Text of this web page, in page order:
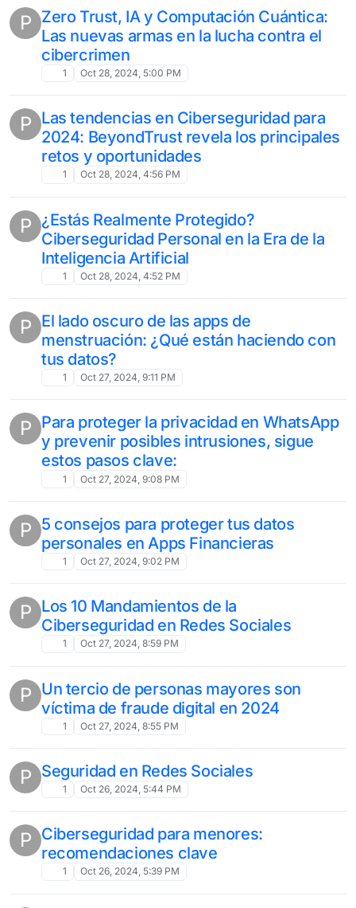
P Zero Trust, IA y Computación Cuántica:
Las nuevas armas en la lucha contra el
cibercrimen
1 Oct 28, 2024, 5:00 PM
P Las tendencias en Ciberseguridad para
2024: BeyondTrust revela los principales
retos y oportunidades
1 Oct 28, 2024, 4:56 PM
P ¿Estás Realmente Protegido?
Ciberseguridad Personal en la Era de la
Inteligencia Artificial
1 Oct 28, 2024, 4:52 PM
P El lado oscuro de las apps de
menstruación: ¿Qué están haciendo con
tus datos?
1 Oct 27, 2024, 9:11 PM
P Para proteger la privacidad en WhatsApp
y prevenir posibles intrusiones, sigue
estos pasos clave:
1 Oct 27, 2024, 9:08 PM
P 5 consejos para proteger tus datos
personales en Apps Financieras
1 Oct 27, 2024, 9:02 PM
P Los 10 Mandamientos de la
Ciberseguridad en Redes Sociales
1 Oct 27, 2024, 8:59 PM
P Un tercio de personas mayores son
víctima de fraude digital en 2024
1 Oct 27, 2024, 8:55 PM
P Seguridad en Redes Sociales
1 Oct 26, 2024, 5:44 PM
P Ciberseguridad para menores:
recomendaciones clave
1 Oct 26, 2024, 5:39 PM